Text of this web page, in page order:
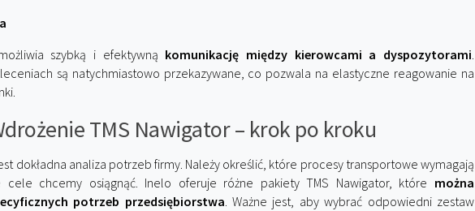
szybką i efektywną komunikację między kierowcami a dyspozytorami.
są natychmiastowo przekazywane, co pozwala na elastyczne reagowanie na
TMS Nawigator – krok po kroku
dokładna analiza potrzeb firmy. Należy określić, które procesy transportowe wymagają
cele chcemy osiągnąć. Inelo oferuje różne pakiety TMS Nawigator, które można
potrzeb przedsiębiorstwa. Ważne jest, aby wybrać odpowiedni zestaw